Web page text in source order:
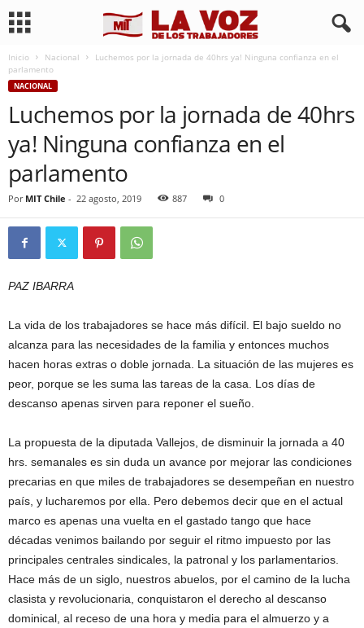
Inicio Nacional
Luchemos por la jornada de 40hrs ya! Ninguna confianza en el
parlamento
NACIONAL
Luchemos por la jornada de 40hrs
ya! Ninguna confianza en el
parlamento
Por MIT Chile - 22 agosto, 2019 887 0
PAZ IBARRA
La vida de los trabajadores se hace más difícil. El bajo sueldo no
alcanza para las necesidades de la familia y entonces muchos
hacen horas extras o doble jornada. La situación de las mujeres es
peor, porque se les suma las tareas de la casa. Los días de
descanso apenas sirven para reponer el sueño.
La propuesta de la diputada Vallejos, de disminuir la jornada a 40
hrs. semanales es sin duda un avance por mejorar las condiciones
precarias en que miles de trabajadores se desempeñan en nuestro
país, y lucharemos por ella. Pero debemos decir que en el actual
marco es apenas una vuelta en el gastado tango que hace
décadas venimos bailando por seguir el ritmo impuesto por las
principales centrales sindicales, la patronal y los parlamentarios.
Hace más de un siglo, nuestros abuelos, por el camino de la lucha
clasista y revolucionaria, conquistaron el derecho al descanso
dominical, al receso de una hora y media para el almuerzo y a